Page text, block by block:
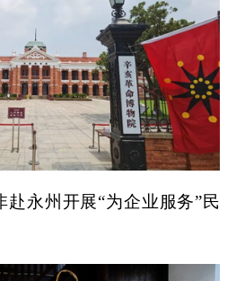
赴永州开展“为企业服务”民